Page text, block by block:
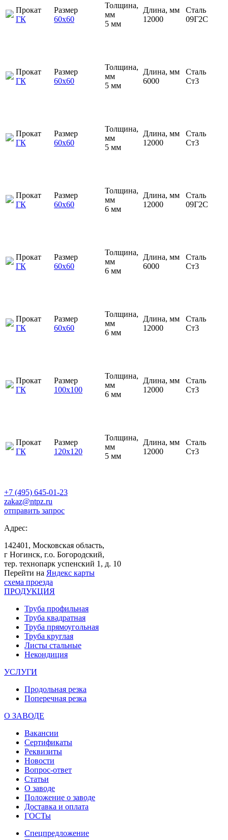
Прокат
ГК
Размер
60х60
Толщина,
мм
5 мм
Длина, мм
12000
Сталь
09Г2С
Прокат
ГК
Размер
60х60
Толщина,
мм
5 мм
Длина, мм
6000
Сталь
Ст3
Прокат
ГК
Размер
60х60
Толщина,
мм
5 мм
Длина, мм
12000
Сталь
Ст3
Прокат
ГК
Размер
60х60
Толщина,
мм
6 мм
Длина, мм
12000
Сталь
09Г2С
Прокат
ГК
Размер
60х60
Толщина,
мм
6 мм
Длина, мм
6000
Сталь
Ст3
Прокат
ГК
Размер
60х60
Толщина,
мм
6 мм
Длина, мм
12000
Сталь
Ст3
Прокат
ГК
Размер
100х100
Толщина,
мм
6 мм
Длина, мм
12000
Сталь
Ст3
Прокат
ГК
Размер
120х120
Толщина,
мм
5 мм
Длина, мм
12000
Сталь
Ст3
+7 (495) 645-01-23
zakaz@ntpz.ru
отправить запрос
Адрес:
142401, Московская область,
г Ногинск, г.о. Богородский,
тер. технопарк успенский 1, д. 10
Перейти на Яндекс карты
схема проезда
ПРОДУКЦИЯ
Труба профильная
Труба квадратная
Труба прямоугольная
Труба круглая
Листы стальные
Некондиция
УСЛУГИ
Продольная резка
Поперечная резка
О ЗАВОДЕ
Вакансии
Сертификаты
Реквизиты
Новости
Вопрос-ответ
Статьи
О заводе
Положение о заводе
Доставка и оплата
ГОСТы
Спецпредложение